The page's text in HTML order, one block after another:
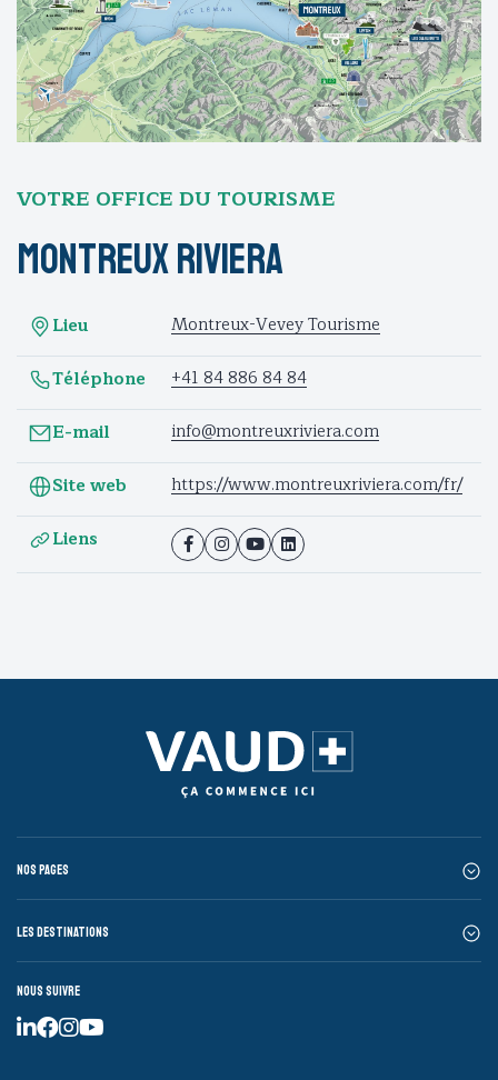
VOTRE OFFICE DU TOURISME
Montreux Riviera
Lieu
Montreux-Vevey Tourisme
Téléphone
+41 84 886 84 84
E-mail
info@montreuxriviera.com
Site web
https://www.montreuxriviera.com/fr/
Liens
Nos pages
Les destinations
Nous suivre